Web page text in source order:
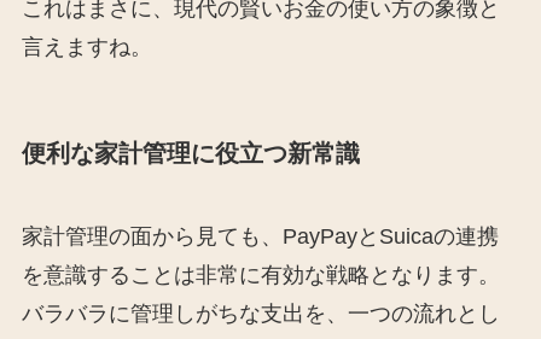
これはまさに、現代の賢いお金の使い方の象徴と
言えますね。
便利な家計管理に役立つ新常識
家計管理の面から見ても、PayPayとSuicaの連携
を意識することは非常に有効な戦略となります。
バラバラに管理しがちな支出を、一つの流れとし